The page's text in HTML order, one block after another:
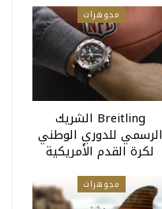
مجوهرات
Breitling الشريك
الرسمي للدوري الوطني
لكرة القدم الأمريكية
مجوهرات